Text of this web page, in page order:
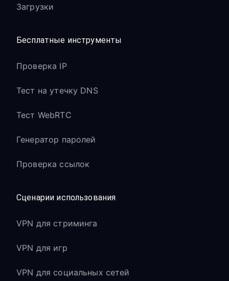
Загрузки
Бесплатные инструменты
Проверка IP
Тест на утечку DNS
Тест WebRTC
Генератор паролей
Проверка ссылок
Сценарии использования
VPN для стриминга
VPN для игр
VPN для социальных сетей